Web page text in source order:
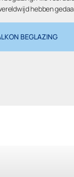
hebben
BEGLAZING